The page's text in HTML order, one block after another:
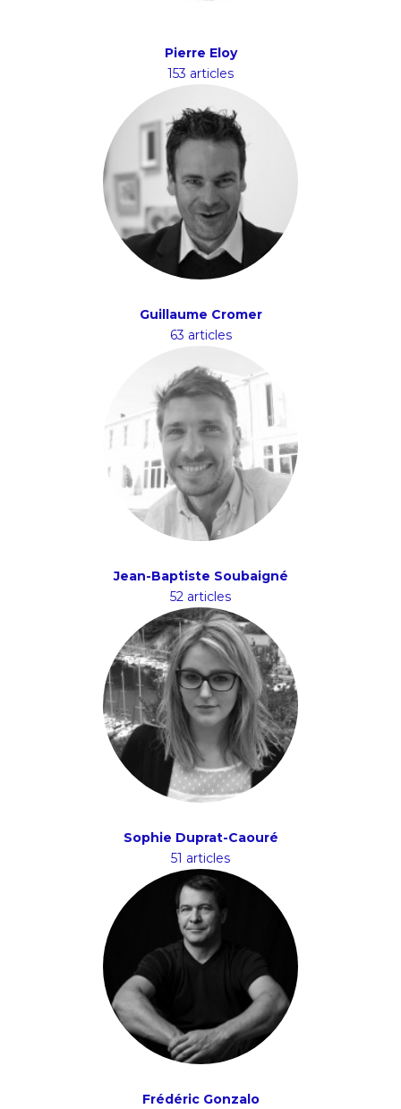
Pierre Eloy
153 articles
Guillaume Cromer
63 articles
Jean-Baptiste Soubaigné
52 articles
Sophie Duprat-Caouré
51 articles
Frédéric Gonzalo